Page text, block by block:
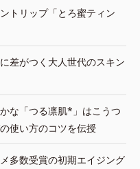
トリップ「とろ蜜ティン
差がつく大人世代のスキン
な「つる凛肌*」はこうつ
使い方のコツを伝授
多数受賞の初期エイジング